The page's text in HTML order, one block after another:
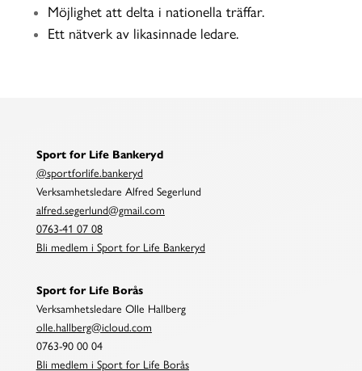
Möjlighet att delta i nationella träffar.
Ett nätverk av likasinnade ledare.
Sport for Life Bankeryd
@sportforlife.bankeryd
Verksamhetsledare Alfred Segerlund
alfred.segerlund@gmail.com
0763-41 07 08
Bli medlem i Sport for Life Bankeryd
Sport for Life Borås
Verksamhetsledare Olle Hallberg
olle.hallberg@icloud.com
0763-90 00 04
Bli medlem i Sport for Life Borås